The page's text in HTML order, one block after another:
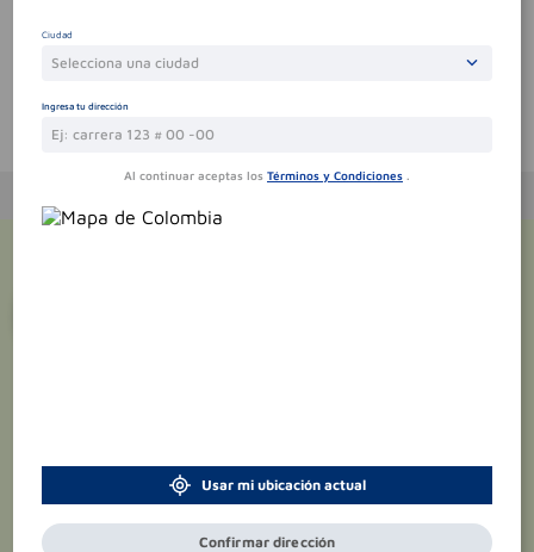
Te puede interesar
Ciudad
Selecciona una ciudad
Ingresa tu dirección
Al continuar aceptas los Términos y Condiciones .
Usar mi ubicación actual
Confirmar dirección